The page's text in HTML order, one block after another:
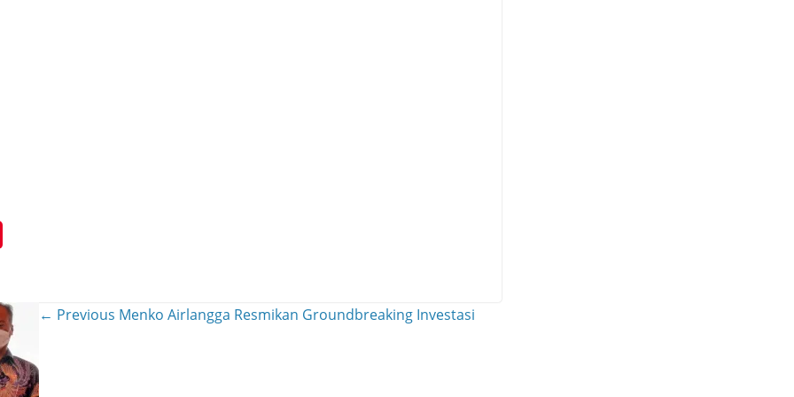
← Previous Menko Airlangga Resmikan Groundbreaking Investasi